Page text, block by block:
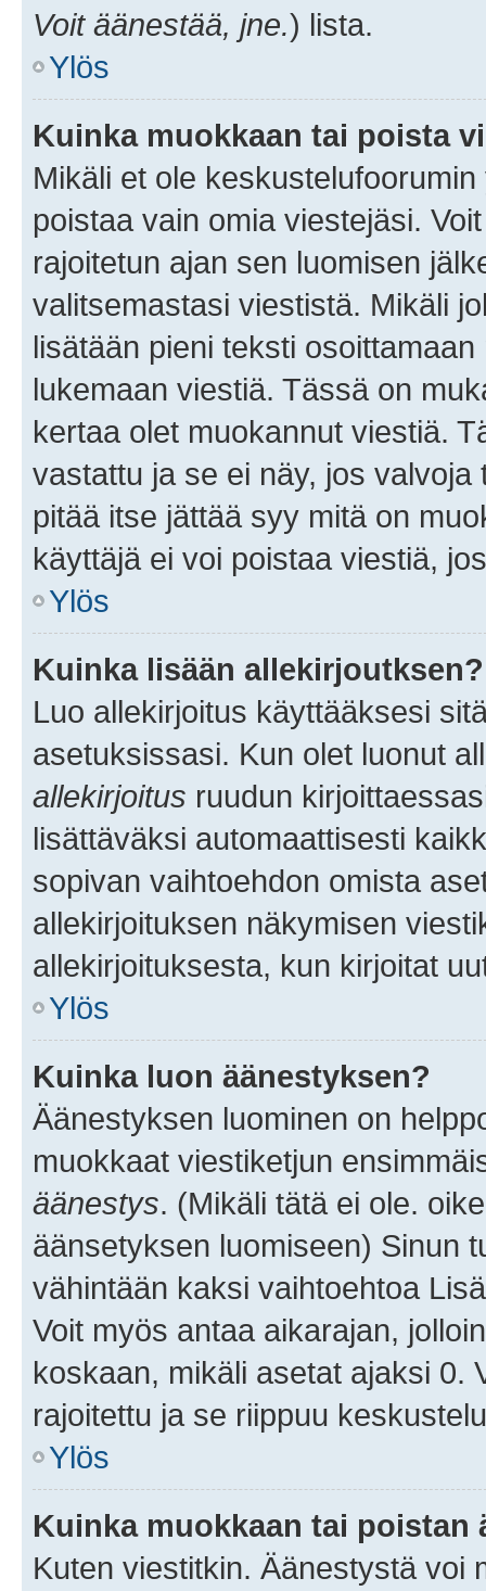
Voit äänestää, jne.) lista.
Ylös
Kuinka muokkaan tai poista
Mikäli et ole
poistaa vain omia viestejäsi.
rajoitetun ajan sen luomisen
valitsemastasi viestistä. Mikäli
lisätään pieni teksti
lukemaan viestiä. Tässä on
kertaa olet muokannut viestiä.
vastattu ja se ei näy, jos
pitää itse jättää syy mitä on
käyttäjä ei voi poistaa viestiä,
Ylös
Kuinka lisään allekirjoutksen?
Luo allekirjoitus käyttääksesi
asetuksissasi. Kun olet luonut
allekirjoitus ruudun
lisättäväksi automaattisesti
sopivan vaihtoehdon omista
allekirjoituksen näkymisen
allekirjoituksesta, kun kirjoitat
Ylös
Kuinka luon äänestyksen?
Äänestyksen luominen on
muokkaat viestiketjun
äänestys. (Mikäli tätä ei ole.
äänsetyksen luomiseen) Sinun
vähintään kaksi vaihtoehtoa
Voit myös antaa aikarajan,
koskaan, mikäli asetat ajaksi 0.
rajoitettu ja se riippuu
Ylös
Kuinka muokkaan tai poistan
Kuten viestitkin. Äänestystä voi